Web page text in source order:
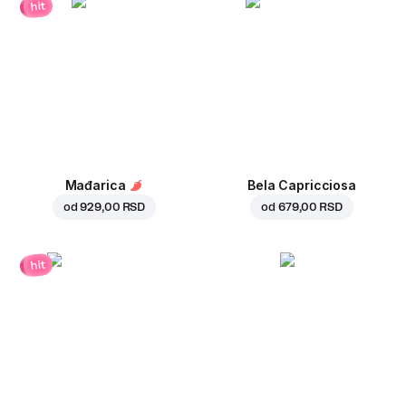
hit
Mađarica
od929,00 RSD
Bela Capricciosa
od 679,00 RSD
hit